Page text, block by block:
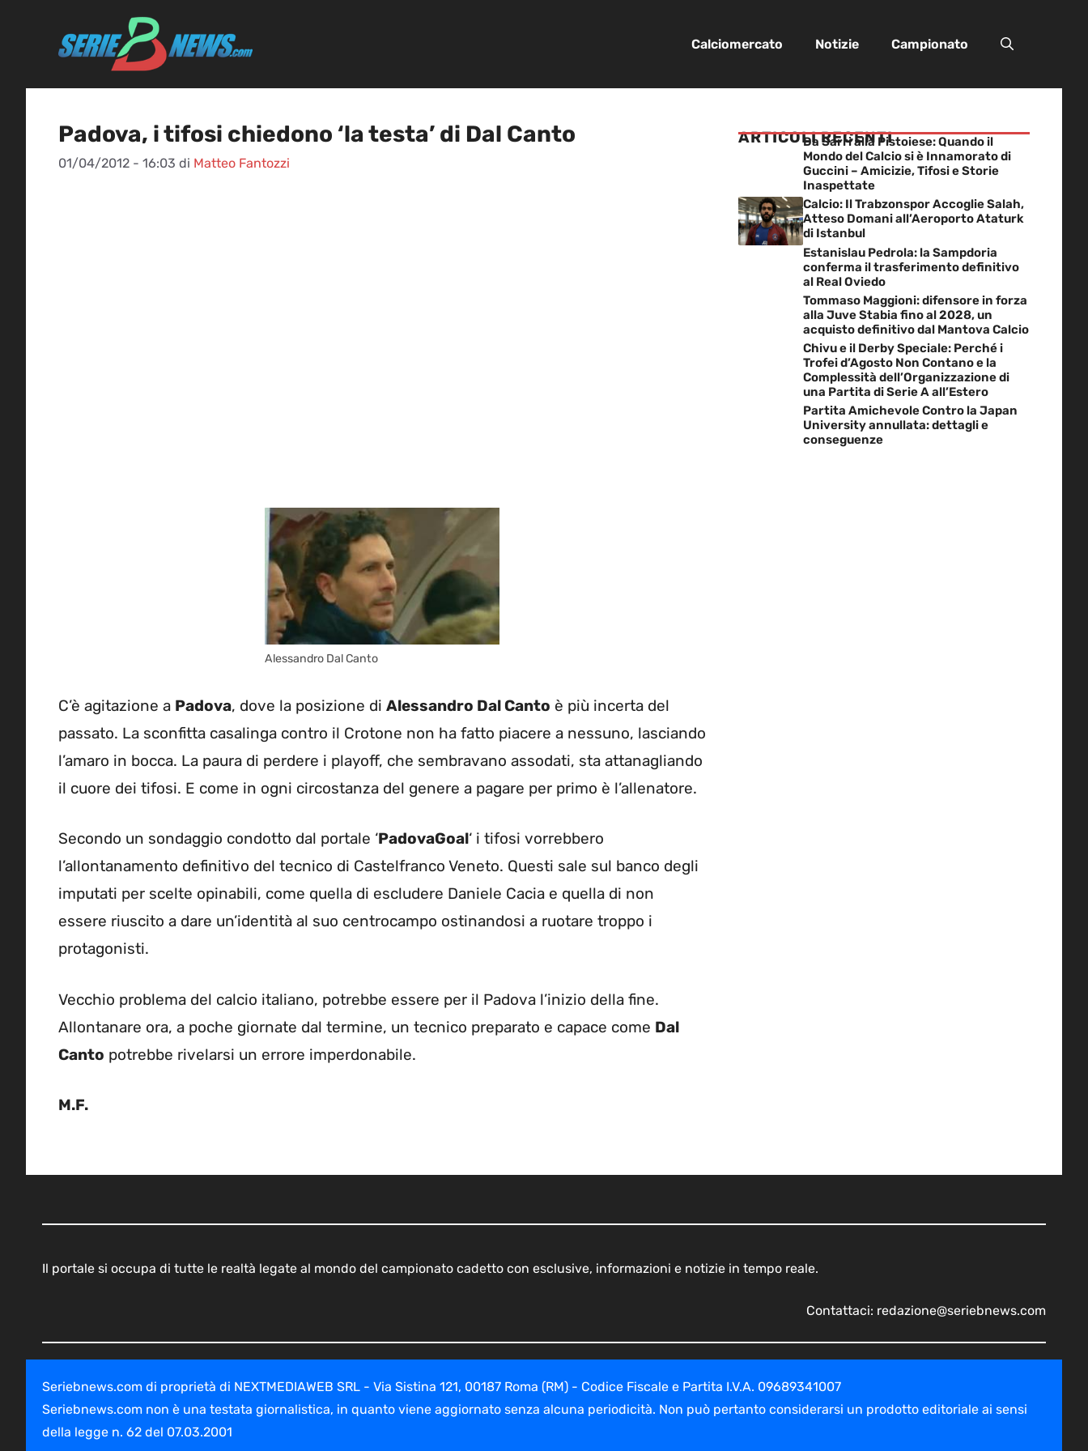
Calciomercato Notizie Campionato
Padova, i tifosi chiedono ‘la testa’ di Dal Canto
01/04/2012 - 16:03 di Matteo Fantozzi
Alessandro Dal Canto
C’è agitazione a Padova, dove la posizione di Alessandro Dal Canto è più incerta del
passato. La sconfitta casalinga contro il Crotone non ha fatto piacere a nessuno, lasciando
l’amaro in bocca. La paura di perdere i playoff, che sembravano assodati, sta attanagliando
il cuore dei tifosi. E come in ogni circostanza del genere a pagare per primo è l’allenatore.
Secondo un sondaggio condotto dal portale ‘PadovaGoal‘ i tifosi vorrebbero
l’allontanamento definitivo del tecnico di Castelfranco Veneto. Questi sale sul banco degli
imputati per scelte opinabili, come quella di escludere Daniele Cacia e quella di non
essere riuscito a dare un’identità al suo centrocampo ostinandosi a ruotare troppo i
protagonisti.
Vecchio problema del calcio italiano, potrebbe essere per il Padova l’inizio della fine.
Allontanare ora, a poche giornate dal termine, un tecnico preparato e capace come Dal
Canto potrebbe rivelarsi un errore imperdonabile.
M.F.
ARTICOLI RECENTI
Da Sarri alla Pistoiese: Quando il
Mondo del Calcio si è Innamorato di
Guccini – Amicizie, Tifosi e Storie
Inaspettate
Calcio: Il Trabzonspor Accoglie Salah,
Atteso Domani all’Aeroporto Ataturk
di Istanbul
Estanislau Pedrola: la Sampdoria
conferma il trasferimento definitivo
al Real Oviedo
Tommaso Maggioni: difensore in forza
alla Juve Stabia fino al 2028, un
acquisto definitivo dal Mantova Calcio
Chivu e il Derby Speciale: Perché i
Trofei d’Agosto Non Contano e la
Complessità dell’Organizzazione di
una Partita di Serie A all’Estero
Partita Amichevole Contro la Japan
University annullata: dettagli e
conseguenze
Il portale si occupa di tutte le realtà legate al mondo del campionato cadetto con esclusive, informazioni e notizie in tempo reale.
Contattaci: redazione@seriebnews.com
Seriebnews.com di proprietà di NEXTMEDIAWEB SRL - Via Sistina 121, 00187 Roma (RM) - Codice Fiscale e Partita I.V.A. 09689341007
Seriebnews.com non è una testata giornalistica, in quanto viene aggiornato senza alcuna periodicità. Non può pertanto considerarsi un prodotto editoriale ai sensi
della legge n. 62 del 07.03.2001